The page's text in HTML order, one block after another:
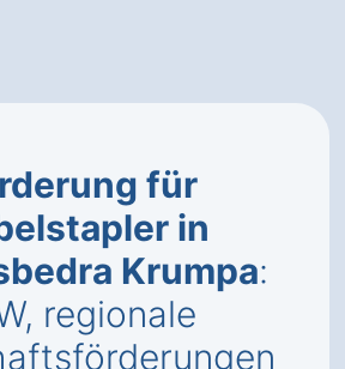
für
in
Krumpa:
regionale